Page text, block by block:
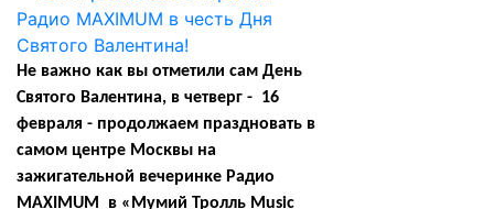
Не важно как вы отметили сам День
Святого Валентина, в четверг - 16
февраля - продолжаем праздновать в
самом центре Москвы на
зажигательной вечеринке Радио
MAXIMUM в «Мумий Тролль Music